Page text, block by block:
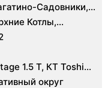
Садовники,
Северное
Южное Чертаново
Котлы,
Нагатинская,
1.5 Т, КТ Toshiba
500, Medison
округ